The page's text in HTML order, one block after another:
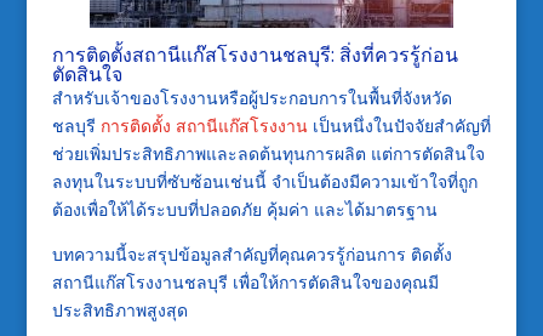
การติดตั้งสถานีแก๊สโรงงานชลบุรี: สิ่งที่ควรรู้ก่อน
ตัดสินใจ
สำหรับเจ้าของโรงงานหรือผู้ประกอบการในพื้นที่จังหวัด
ชลบุรี การติดตั้ง สถานีแก๊สโรงงานเป็นหนึ่งในปัจจัยสำคัญที่
ช่วยเพิ่มประสิทธิภาพและลดต้นทุนการผลิต แต่การตัดสินใจ
ลงทุนในระบบที่ซับซ้อนเช่นนี้ จำเป็นต้องมีความเข้าใจที่ถูก
ต้องเพื่อให้ได้ระบบที่ปลอดภัย คุ้มค่า และได้มาตรฐาน
บทความนี้จะสรุปข้อมูลสำคัญที่คุณควรรู้ก่อนการ ติดตั้ง
สถานีแก๊สโรงงานชลบุรี เพื่อให้การตัดสินใจของคุณมี
ประสิทธิภาพสูงสุด